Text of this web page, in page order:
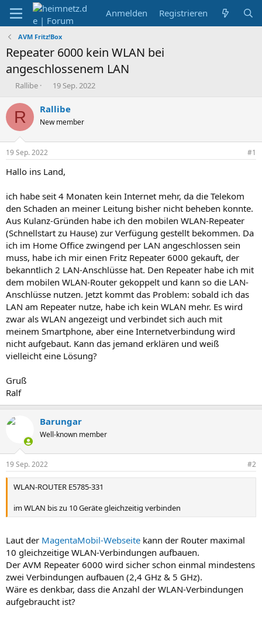
Anmelden Registrieren
AVM Fritz!Box
Repeater 6000 kein WLAN bei
angeschlossenem LAN
E
s
t
e
r
Rallibe
E
s
e
t
a
19 Sep. 2022
R Rallibe
New member
19 Sep. 2022 #1
Hallo ins Land,
ich habe seit 4 Monaten kein Internet mehr, da die Telekom
den Schaden an meiner Leitung bisher nicht beheben konnte.
Aus Kulanz-Gründen habe ich den mobilen WLAN-Repeater
(Schnellstart zu Hause) zur Verfügung gestellt bekommen. Da
ich im Home Office zwingend per LAN angeschlossen sein
muss, habe ich mir einen Fritz Repeater 6000 gekauft, der
bekanntlich 2 LAN-Anschlüsse hat. Den Repeater habe ich mit
dem mobilen WLAN-Router gekoppelt und kann so die LAN-
Anschlüsse nutzen. Jetzt kommt das Problem: sobald ich das
LAN am Repeater nutze, habe ich kein WLAN mehr. Es wird
zwar als WLAN angezeigt und verbindet sich auch mit
meinem Smartphone, aber eine Internetverbindung wird
nicht aufgebaut. Kann das jemand erklären und weiß
vielleicht eine Lösung?
Gruß
Ralf
Barungar
Well-known member
19 Sep. 2022 #2
WLAN-ROUTER E5785-331
im WLAN bis zu 10 Geräte gleichzeitig verbinden
Laut der MagentaMobil-Webseite kann der Router maximal
10 gleichzeitige WLAN-Verbindungen aufbauen.
Der AVM Repeater 6000 wird sicher schon einmal mindestens
zwei Verbindungen aufbauen (2,4 GHz & 5 GHz).
Wäre es denkbar, dass die Anzahl der WLAN-Verbindungen
aufgebraucht ist?